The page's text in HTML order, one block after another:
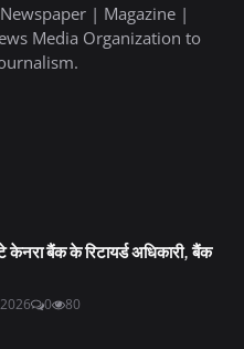
| Magazine |
Media Organization to
बैंक के रिटायर्ड अधिकारी, बैंक
0 80